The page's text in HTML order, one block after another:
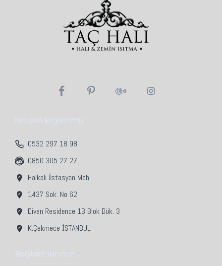
İletişim Bilgilerimiz
0532 297 18 98
0850 305 27 27
Halkalı İstasyon Mah.
1437 Sok. No 62
Divan Residence 1B Blok Dük. 3
K.Çekmece İSTANBUL
Bağlantılarımız